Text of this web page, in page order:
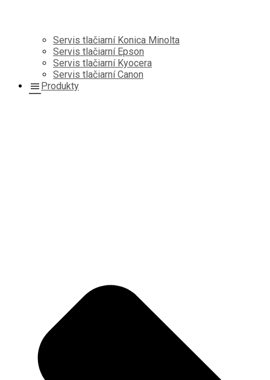
Servis tlačiarní Konica Minolta
Servis tlačiarní Epson
Servis tlačiarní Kyocera
Servis tlačiarní Canon
Produkty